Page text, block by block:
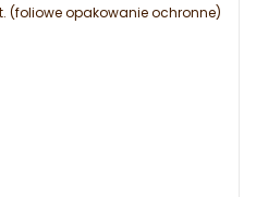
(foliowe opakowanie ochronne)